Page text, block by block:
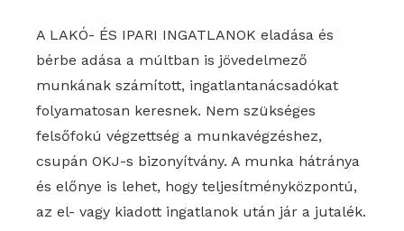
A LAKÓ- ÉS IPARI INGATLANOK eladása és
bérbe adása a múltban is jövedelmező
munkának számított, ingatlantanácsadókat
folyamatosan keresnek. Nem szükséges
felsőfokú végzettség a munkavégzéshez,
csupán OKJ-s bizonyítvány. A munka hátránya
és előnye is lehet, hogy teljesítményközpontú,
az el- vagy kiadott ingatlanok után jár a jutalék.